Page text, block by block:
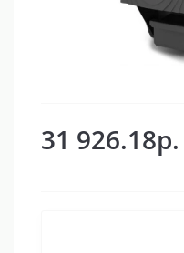
31 926.18р.